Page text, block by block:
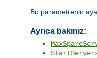
Bu parametrenin
Ayrıca bakınız: